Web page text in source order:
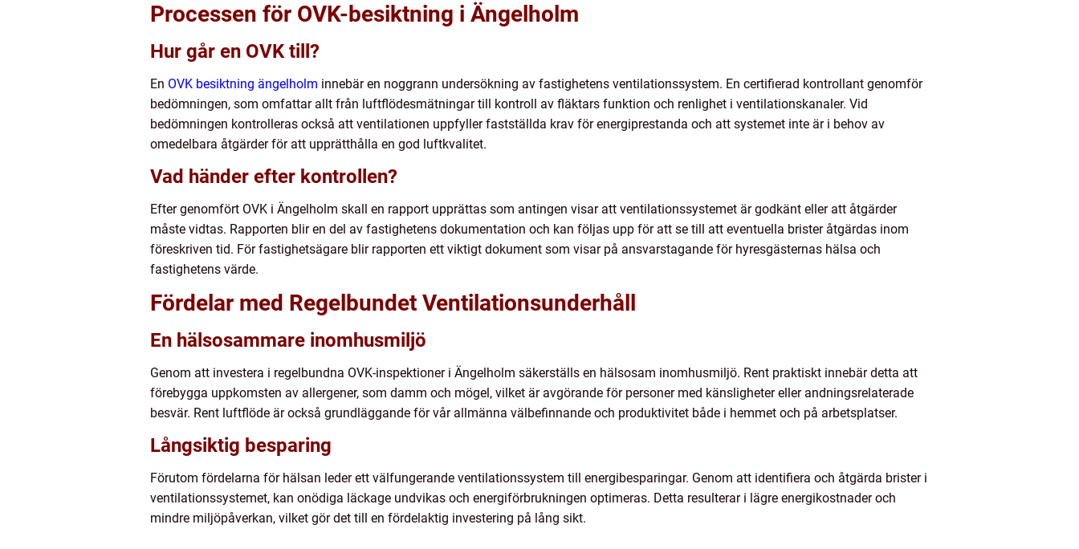
Processen för OVK-besiktning i Ängelholm
Hur går en OVK till?
En OVK besiktning ängelholm innebär en noggrann undersökning av fastighetens ventilationssystem. En certifierad kontrollant genomför
bedömningen, som omfattar allt från luftflödesmätningar till kontroll av fläktars funktion och renlighet i ventilationskanaler. Vid
bedömningen kontrolleras också att ventilationen uppfyller fastställda krav för energiprestanda och att systemet inte är i behov av
omedelbara åtgärder för att upprätthålla en god luftkvalitet.
Vad händer efter kontrollen?
Efter genomfört OVK i Ängelholm skall en rapport upprättas som antingen visar att ventilationssystemet är godkänt eller att åtgärder
måste vidtas. Rapporten blir en del av fastighetens dokumentation och kan följas upp för att se till att eventuella brister åtgärdas inom
föreskriven tid. För fastighetsägare blir rapporten ett viktigt dokument som visar på ansvarstagande för hyresgästernas hälsa och
fastighetens värde.
Fördelar med Regelbundet Ventilationsunderhåll
En hälsosammare inomhusmiljö
Genom att investera i regelbundna OVK-inspektioner i Ängelholm säkerställs en hälsosam inomhusmiljö. Rent praktiskt innebär detta att
förebygga uppkomsten av allergener, som damm och mögel, vilket är avgörande för personer med känsligheter eller andningsrelaterade
besvär. Rent luftflöde är också grundläggande för vår allmänna välbefinnande och produktivitet både i hemmet och på arbetsplatser.
Långsiktig besparing
Förutom fördelarna för hälsan leder ett välfungerande ventilationssystem till energibesparingar. Genom att identifiera och åtgärda brister i
ventilationssystemet, kan onödiga läckage undvikas och energiförbrukningen optimeras. Detta resulterar i lägre energikostnader och
mindre miljöpåverkan, vilket gör det till en fördelaktig investering på lång sikt.